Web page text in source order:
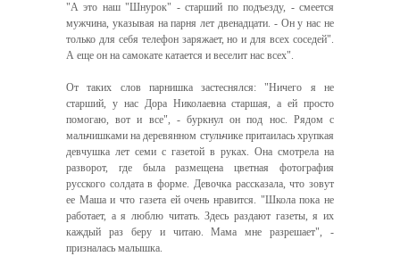
"А это наш "Шнурок" - старший по подъезду, - смеется
мужчина, указывая на парня лет двенадцати. - Он у нас не
только для себя телефон заряжает, но и для всех соседей".
А еще он на самокате катается и веселит нас всех".
От таких слов парнишка застеснялся: "Ничего я не
старший, у нас Дора Николаевна старшая, а ей просто
помогаю, вот и все", - буркнул он под нос. Рядом с
мальчишками на деревянном стульчике притаилась хрупкая
девчушка лет семи с газетой в руках. Она смотрела на
разворот, где была размещена цветная фотография
русского солдата в форме. Девочка рассказала, что зовут
ее Маша и что газета ей очень нравится. "Школа пока не
работает, а я люблю читать. Здесь раздают газеты, я их
каждый раз беру и читаю. Мама мне разрешает", -
призналась малышка.